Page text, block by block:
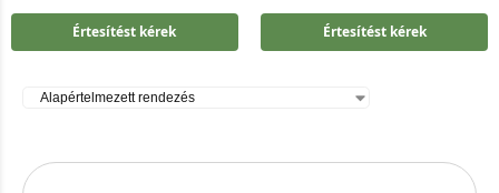
Értesítést kérek Értesítést kérek